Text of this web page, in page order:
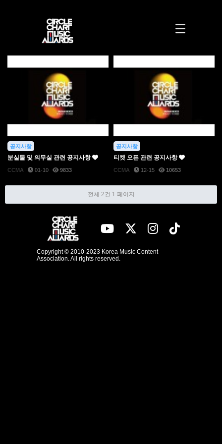
공지사항
분실물 및 의무실 관련 공지사항
CCMA 01-10 9833
공지사항
티켓 오픈 관련 공지사항
CCMA 12-15 10653
전체 2건 1 페이지
Copyright © 2010-2023 Korea Music Content
Association. All rights reserved.